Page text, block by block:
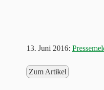
13. Juni 2016:
Zum Artikel